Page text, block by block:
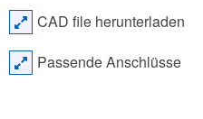
CAD file herunterladen
Passende Anschlüsse